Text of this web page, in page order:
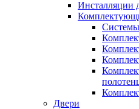
Инсталляции
Двери